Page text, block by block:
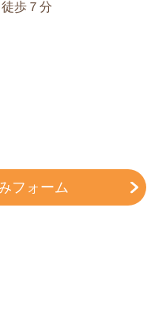
歩７分
フォーム